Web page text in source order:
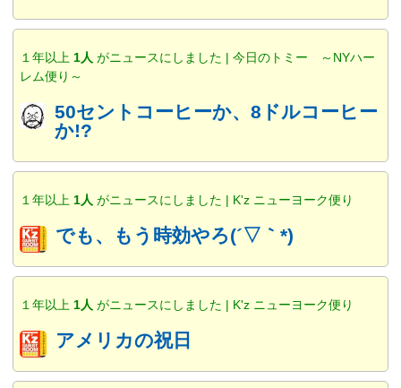
１年以上 1人 がニュースにしました | 今日のトミー ～NYハー
レム便り～
50セントコーヒーか、8ドルコーヒー
か!?
１年以上 1人 がニュースにしました | K'z ニューヨーク便り
でも、もう時効やろ(´▽｀*)
１年以上 1人 がニュースにしました | K'z ニューヨーク便り
アメリカの祝日